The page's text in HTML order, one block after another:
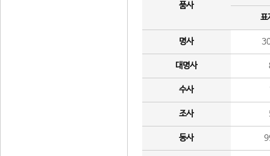
품사
표
명사
대명사
수사
조사
동사